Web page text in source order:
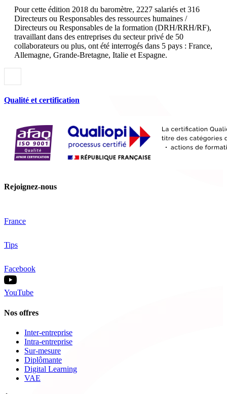
Pour cette édition 2018 du baromètre, 2227 salariés et 316
Directeurs ou Responsables des ressources humaines /
Directeurs ou Responsables de la formation (DRH/RRH/RF),
travaillant dans des entreprises du secteur privé de 50
collaborateurs ou plus, ont été interrogés dans 5 pays : France,
Allemagne, Grande-Bretagne, Italie et Espagne.
Qualité et certification
Rejoignez-nous
France
Tips
Facebook
YouTube
Nos offres
Inter-entreprise
Intra-entreprise
Sur-mesure
Diplômante
Digital Learning
VAE